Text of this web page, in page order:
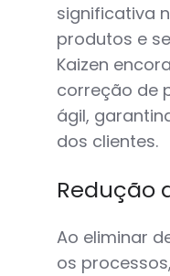
significativa
produtos e
Kaizen
correção de
ágil,
dos clientes.
Redução
Ao eliminar
os